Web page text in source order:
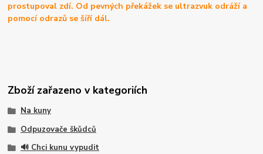
prostupoval zdí. Od pevných překážek se ultrazvuk odráží a
pomocí odrazů se šíří dál.
Zboží zařazeno v kategoriích
Na kuny
Odpuzovače škůdců
🔊 Chci kunu vypudit